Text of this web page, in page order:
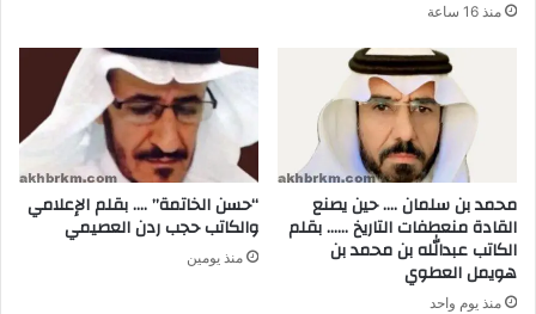
منذ 16 ساعة
محمد بن سلمان .… حين يصنع
القادة منعطفات التاريخ …… بقلم
الكاتب عبدالله بن محمد بن
هويمل العطوي
منذ يوم واحد
“حسن الخاتمة” …. بقلم الإعلامي
والكاتب حجب ردن العصيمي
منذ يومين